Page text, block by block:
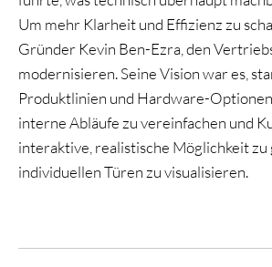
Um mehr Klarheit und Effizienz zu
Gründer Kevin Ben-Ezra, den
modernisieren. Seine Vision war es,
Produktlinien und Hardware-
interne Abläufe zu vereinfachen und
interaktive, realistische Möglichkeit zu
individuellen Türen zu visualisieren.